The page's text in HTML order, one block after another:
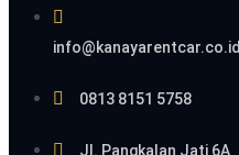
info@kanayarentcar.co.id
0813 8151 5758
Jl. Pangkalan Jati 6A